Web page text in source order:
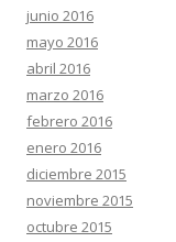
junio 2016
mayo 2016
abril 2016
marzo 2016
febrero 2016
enero 2016
diciembre 2015
noviembre 2015
octubre 2015